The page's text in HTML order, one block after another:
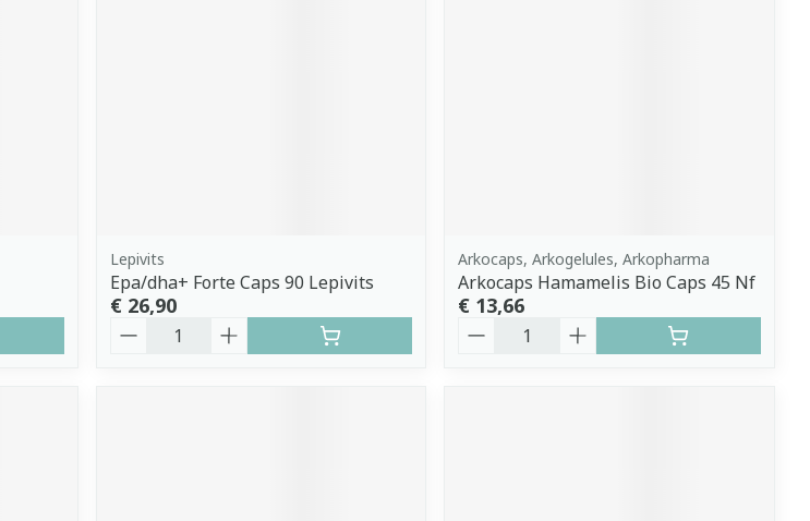
Lepivits
Epa/dha+ Forte Caps 90 Lepivits
€ 26,90
Arkocaps, Arkogelules, Arkopharma
Arkocaps Hamamelis Bio Caps 45 Nf
€ 13,66